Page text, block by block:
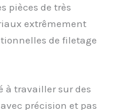
pièces de très
extrêmement
de filetage
à travailler sur des
précision et pas